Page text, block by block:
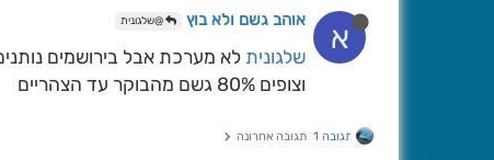
א אוהב גשם ולא בוץ @שלגונית
שלגונית לא מערכת אבל בירושמים נותנים מחר
וצופים 80% גשם מהבוקר עד הצהריים
תגובה 1 תגובה אחרונה